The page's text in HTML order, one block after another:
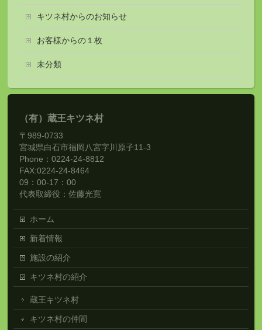
キツネ村からのお知らせ
お客様からの１枚
未分類
（有）蔵王キツネ村
〒989-0733
宮城県白石市福岡八宮字川原子11-3
Phone：0224-24-8812
FAX:0224-24-8464
09：00-17：00
代表取締役：佐藤光寛
ホーム
新着情報
施設の紹介
キツネ村の紹介
蔵王キツネ村
キツネ村の仲間